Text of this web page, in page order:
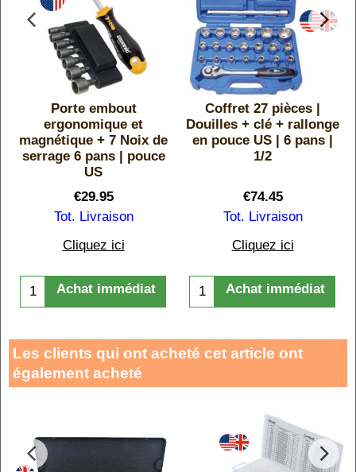
Porte embout
ergonomique et
magnétique + 7 Noix de
serrage 6 pans | pouce
US
€29.95
Tot. Livraison
Cliquez ici
Achat immédiat
Coffret 27 pièces |
Douilles + clé + rallonge
en pouce US | 6 pans |
1/2
€74.45
Tot. Livraison
Cliquez ici
Achat immédiat
Les clients qui ont acheté cet article ont
également acheté